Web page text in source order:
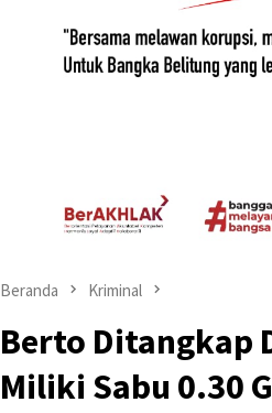
Beranda Kriminal
Berto Ditangkap
Miliki Sabu 0.30